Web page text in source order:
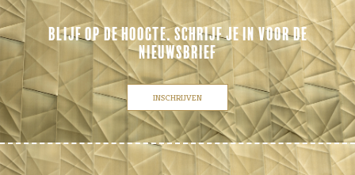
BLIJF OP DE HOOGTE. SCHRIJF JE IN VOOR DE
NIEUWSBRIEF
INSCHRIJVEN